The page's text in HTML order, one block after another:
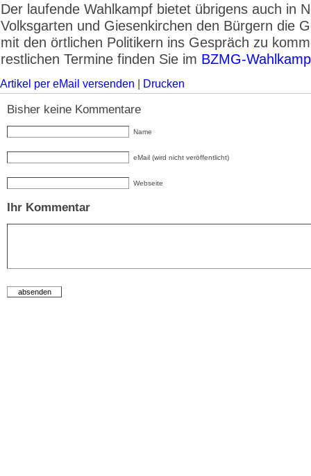
Der laufende Wahlkampf bietet übrigens auch in
Volksgarten und Giesenkirchen den Bürgern die
mit den örtlichen Politikern ins Gespräch zu
restlichen Termine finden Sie im BZMG-
Artikel per eMail versenden Drucken
Bisher keine Kommentare
Name
eMail (wird nicht veröffentlicht)
Webseite
Ihr Kommentar